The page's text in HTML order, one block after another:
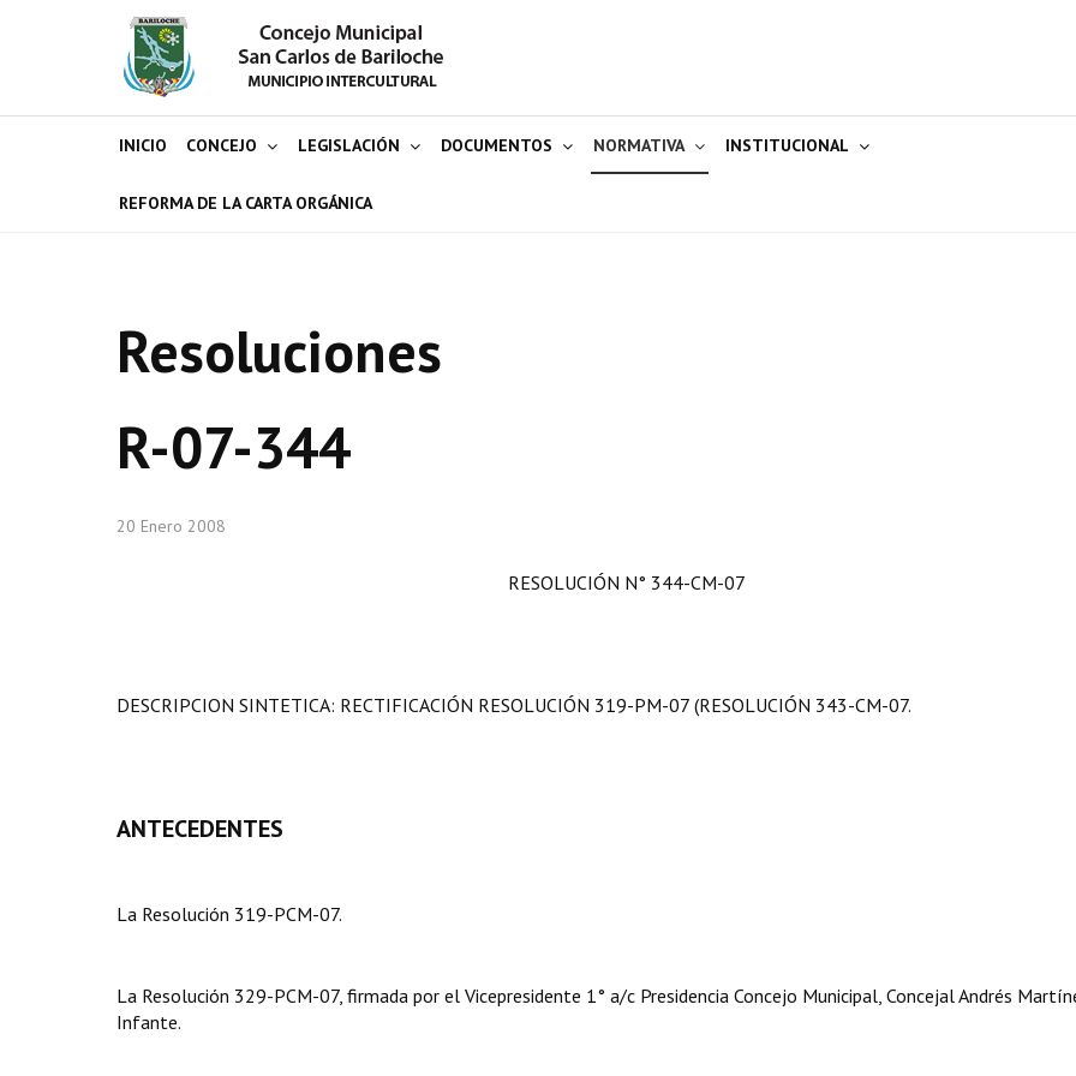
INICIO CONCEJO LEGISLACIÓN DOCUMENTOS NORMATIVA INSTITUCIONAL
REFORMA DE LA CARTA ORGÁNICA
Resoluciones
R-07-344
20 Enero 2008
RESOLUCIÓN N° 344-CM-07
DESCRIPCION SINTETICA: RECTIFICACIÓN RESOLUCIÓN 319-PM-07 (RESOLUCIÓN 343-CM-07.
ANTECEDENTES
La Resolución 319-PCM-07.
La Resolución 329-PCM-07, firmada por el Vicepresidente 1° a/c Presidencia Concejo Municipal, Concejal Andrés
Infante.